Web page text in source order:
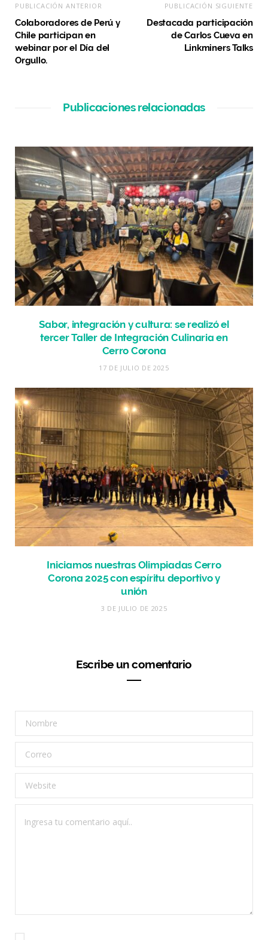
PUBLICACIÓN ANTERIOR
Colaboradores de Perú y
Chile participan en
webinar por el Día del
Orgullo.
PUBLICACIÓN SIGUIENTE
Destacada participación
de Carlos Cueva en
Linkminers Talks
Publicaciones relacionadas
Sabor, integración y cultura: se realizó el
tercer Taller de Integración Culinaria en
Cerro Corona
17 DE JULIO DE 2025
Iniciamos nuestras Olimpiadas Cerro
Corona 2025 con espíritu deportivo y
unión
3 DE JULIO DE 2025
Escribe un comentario